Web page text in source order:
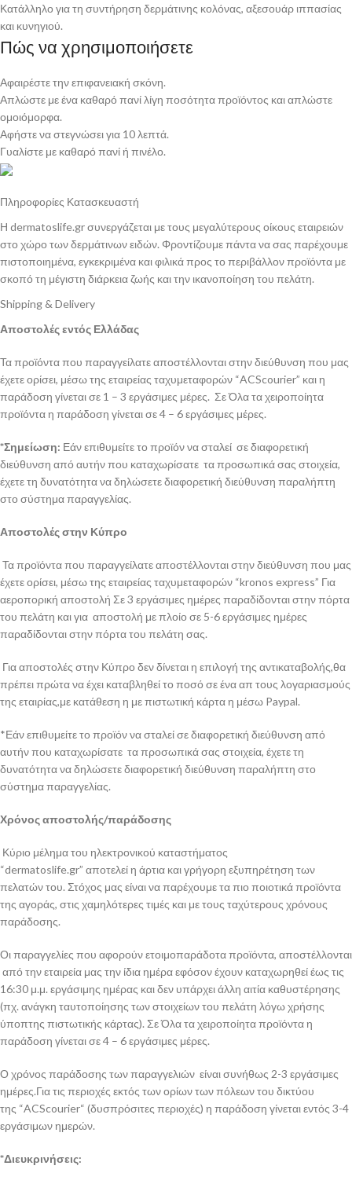
Κατάλληλο για τη συντήρηση δερμάτινης κολόνας, αξεσουάρ ιππασίας
και κυνηγιού.
Πώς να χρησιμοποιήσετε
Αφαιρέστε την επιφανειακή σκόνη.
Απλώστε με ένα καθαρό πανί λίγη ποσότητα προϊόντος και απλώστε
ομοιόμορφα.
Αφήστε να στεγνώσει για 10 λεπτά.
Γυαλίστε με καθαρό πανί ή πινέλο.
Πληροφορίες Κατασκευαστή
Η dermatoslife.gr συνεργάζεται με τους μεγαλύτερους οίκους εταιρειών
στο χώρο των δερμάτινων ειδών. Φροντίζουμε πάντα να σας παρέχουμε
πιστοποιημένα, εγκεκριμένα και φιλικά προς το περιβάλλον προϊόντα με
σκοπό τη μέγιστη διάρκεια ζωής και την ικανοποίηση του πελάτη.
Shipping & Delivery
Αποστολές εντός Ελλάδας
Τα προϊόντα που παραγγείλατε αποστέλλονται στην διεύθυνση που μας
έχετε ορίσει, μέσω της εταιρείας ταχυμεταφορών “ACScourier” και η
παράδοση γίνεται σε 1 – 3 εργάσιμες μέρες. Σε Όλα τα χειροποίητα
προϊόντα η παράδοση γίνεται σε 4 – 6 εργάσιμες μέρες.
*Σημείωση: Εάν επιθυμείτε το προϊόν να σταλεί σε διαφορετική
διεύθυνση από αυτήν που καταχωρίσατε τα προσωπικά σας στοιχεία,
έχετε τη δυνατότητα να δηλώσετε διαφορετική διεύθυνση παραλήπτη
στο σύστημα παραγγελίας.
Αποστολές στην Κύπρο
Τα προϊόντα που παραγγείλατε αποστέλλονται στην διεύθυνση που μας
έχετε ορίσει, μέσω της εταιρείας ταχυμεταφορών “kronos express” Για
αεροπορική αποστολή Σε 3 εργάσιμες ημέρες παραδίδονται στην πόρτα
του πελάτη και για αποστολή με πλοίο σε 5-6 εργάσιμες ημέρες
παραδίδονται στην πόρτα του πελάτη σας.
Για αποστολές στην Κύπρο δεν δίνεται η επιλογή της αντικαταβολής,θα
πρέπει πρώτα να έχει καταβληθεί το ποσό σε ένα απ τους λογαριασμούς
της εταιρίας,με κατάθεση η με πιστωτική κάρτα η μέσω Paypal.
*Εάν επιθυμείτε το προϊόν να σταλεί σε διαφορετική διεύθυνση από
αυτήν που καταχωρίσατε τα προσωπικά σας στοιχεία, έχετε τη
δυνατότητα να δηλώσετε διαφορετική διεύθυνση παραλήπτη στο
σύστημα παραγγελίας.
Χρόνος αποστολής/παράδοσης
Κύριο μέλημα του ηλεκτρονικού καταστήματος
“dermatoslife.gr” αποτελεί η άρτια και γρήγορη εξυπηρέτηση των
πελατών του. Στόχος μας είναι να παρέχουμε τα πιο ποιοτικά προϊόντα
της αγοράς, στις χαμηλότερες τιμές και με τους ταχύτερους χρόνους
παράδοσης.
Οι παραγγελίες που αφορούν ετοιμοπαράδοτα προϊόντα, αποστέλλονται
από την εταιρεία μας την ίδια ημέρα εφόσον έχουν καταχωρηθεί έως τις
16:30 μ.μ. εργάσιμης ημέρας και δεν υπάρχει άλλη αιτία καθυστέρησης
(πχ. ανάγκη ταυτοποίησης των στοιχείων του πελάτη λόγω χρήσης
ύποπτης πιστωτικής κάρτας). Σε Όλα τα χειροποίητα προϊόντα η
παράδοση γίνεται σε 4 – 6 εργάσιμες μέρες.
Ο χρόνος παράδοσης των παραγγελιών είναι συνήθως 2-3 εργάσιμες
ημέρες.Για τις περιοχές εκτός των ορίων των πόλεων του δικτύου
της “ACScourier“ (δυσπρόσιτες περιοχές) η παράδοση γίνεται εντός 3-4
εργάσιμων ημερών.
*Διευκρινήσεις: